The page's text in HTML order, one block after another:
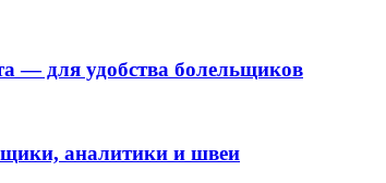
— для удобства болельщиков
аналитики и швеи